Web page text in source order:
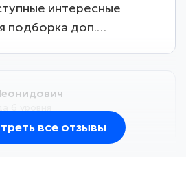
интересные
подборка доп.…
все отзывы